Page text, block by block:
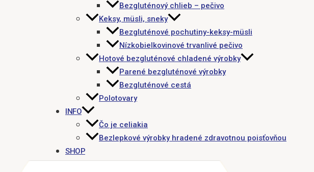
Bezgluténový chlieb – pečivo
Keksy, müsli, sneky
Bezgluténové pochutiny-keksy-müsli
Nízkobielkovinové trvanlivé pečivo
Hotové bezgluténové chladené výrobky
Parené bezgluténové výrobky
Bezgluténové cestá
Polotovary
INFO
Čo je celiakia
Bezlepkové výrobky hradené zdravotnou poisťovňou
SHOP